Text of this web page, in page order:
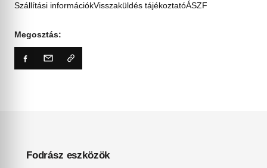
Szállítási információkVisszaküldés tájékoztatóÁSZF
Megosztás:
Fodrász eszközök